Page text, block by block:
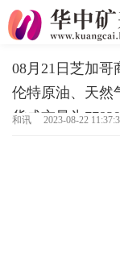
08月21日芝加
伦特原油、天然
货成交量为
和讯 2023-08-22